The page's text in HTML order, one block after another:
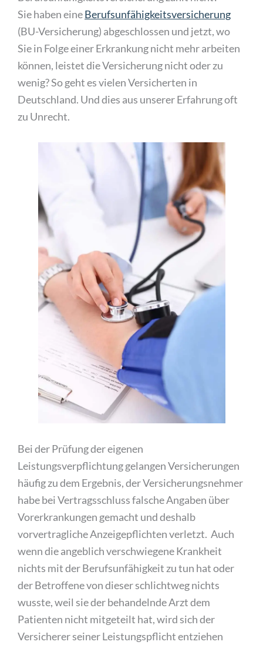
Sie haben eineBerufsunfähigkeitsversicherung
(BU-Versicherung) abgeschlossen und jetzt, wo
Sie in Folge einer Erkrankung nicht mehr arbeiten
können, leistet die Versicherung nicht oder zu
wenig? So geht es vielen Versicherten in
Deutschland. Und dies aus unserer Erfahrung oft
zu Unrecht.
Bei der Prüfung der eigenen
Leistungsverpflichtung gelangen Versicherungen
häufig zu dem Ergebnis, der Versicherungsnehmer
habe bei Vertragsschluss falsche Angaben über
Vorerkrankungen gemacht und deshalb
vorvertragliche Anzeigepflichten verletzt. Auch
wenn die angeblich verschwiegene Krankheit
nichts mit der Berufsunfähigkeit zu tun hat oder
der Betroffene von dieser schlichtweg nichts
wusste, weil sie der behandelnde Arzt dem
Patienten nicht mitgeteilt hat, wird sich der
Versicherer seiner Leistungspflicht entziehen